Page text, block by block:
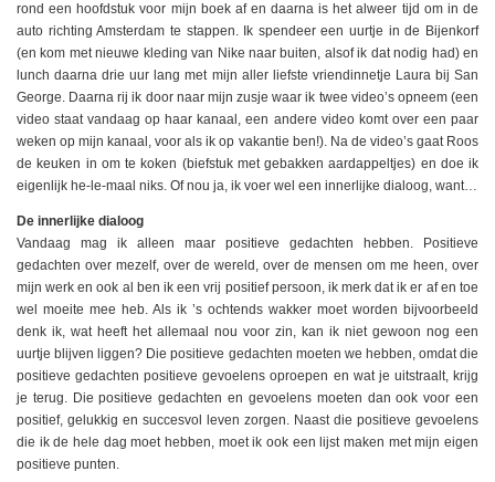
rond een hoofdstuk voor mijn boek af en daarna is het alweer tijd om in de
auto richting Amsterdam te stappen. Ik spendeer een uurtje in de Bijenkorf
(en kom met nieuwe kleding van Nike naar buiten, alsof ik dat nodig had) en
lunch daarna drie uur lang met mijn aller liefste vriendinnetje Laura bij San
George. Daarna rij ik door naar mijn zusje waar ik twee video’s opneem (een
video staat vandaag op haar kanaal, een andere video komt over een paar
weken op mijn kanaal, voor als ik op vakantie ben!). Na de video’s gaat Roos
de keuken in om te koken (biefstuk met gebakken aardappeltjes) en doe ik
eigenlijk he-le-maal niks. Of nou ja, ik voer wel een innerlijke dialoog, want…
De innerlijke dialoog
Vandaag mag ik alleen maar positieve gedachten hebben. Positieve
gedachten over mezelf, over de wereld, over de mensen om me heen, over
mijn werk en ook al ben ik een vrij positief persoon, ik merk dat ik er af en toe
wel moeite mee heb. Als ik ’s ochtends wakker moet worden bijvoorbeeld
denk ik, wat heeft het allemaal nou voor zin, kan ik niet gewoon nog een
uurtje blijven liggen? Die positieve gedachten moeten we hebben, omdat die
positieve gedachten positieve gevoelens oproepen en wat je uitstraalt, krijg
je terug. Die positieve gedachten en gevoelens moeten dan ook voor een
positief, gelukkig en succesvol leven zorgen. Naast die positieve gevoelens
die ik de hele dag moet hebben, moet ik ook een lijst maken met mijn eigen
positieve punten.